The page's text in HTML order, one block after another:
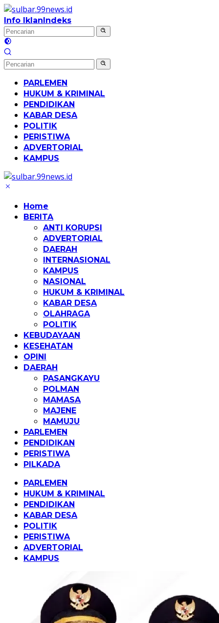
Langsung
ke
konten
Info IklanIndeks
PARLEMEN
HUKUM & KRIMINAL
PENDIDIKAN
KABAR DESA
POLITIK
PERISTIWA
ADVERTORIAL
KAMPUS
Home
BERITA
ANTI KORUPSI
ADVERTORIAL
DAERAH
INTERNASIONAL
KAMPUS
NASIONAL
HUKUM & KRIMINAL
KABAR DESA
OLAHRAGA
POLITIK
KEBUDAYAAN
KESEHATAN
OPINI
DAERAH
PASANGKAYU
POLMAN
MAMASA
MAJENE
MAMUJU
PARLEMEN
PENDIDIKAN
PERISTIWA
PILKADA
PARLEMEN
HUKUM & KRIMINAL
PENDIDIKAN
KABAR DESA
POLITIK
PERISTIWA
ADVERTORIAL
KAMPUS